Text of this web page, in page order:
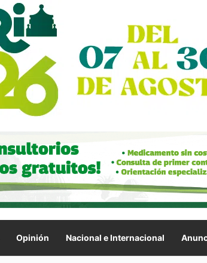
Opinión Nacional e Internacional